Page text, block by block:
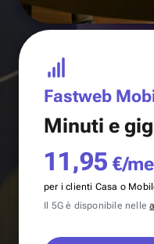
Fastweb
Minuti e
11,95 €/
per i clienti Casa o
Il 5G è disponibile nelle